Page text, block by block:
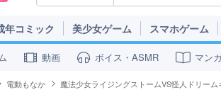
年コミック 美少女ゲーム スマホゲーム
動画 ボイス・ASMR マン
電動もなか 魔法少女ライジングストームVS怪人ドリー